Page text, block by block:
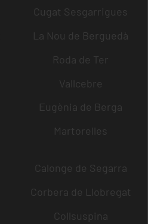
Cugat Sesgarrigues
La Nou de Berguedà
Roda de Ter
Vallcebre
Eugènia de Berga
Martorelles
Calonge de Segarra
Corbera de Llobregat
Collsuspina